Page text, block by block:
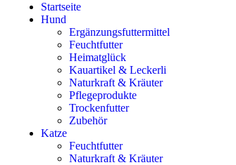
Startseite
Hund
Ergänzungsfuttermittel
Feuchtfutter
Heimatglück
Kauartikel & Leckerli
Naturkraft & Kräuter
Pflegeprodukte
Trockenfutter
Zubehör
Katze
Feuchtfutter
Naturkraft & Kräuter